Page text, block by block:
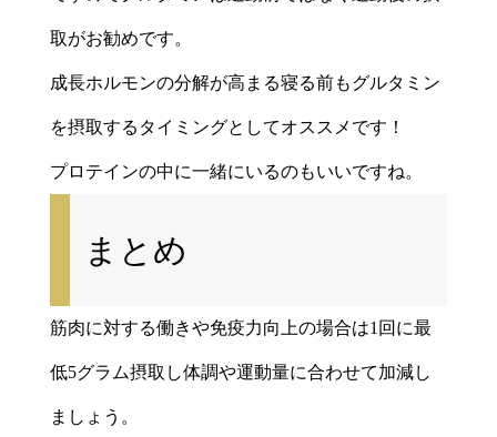
取がお勧めです。
成長ホルモンの分解が高まる寝る前もグルタミン
を摂取するタイミングとしてオススメです！
プロテインの中に一緒にいるのもいいですね。
まとめ
筋肉に対する働きや免疫力向上の場合は1回に最
低5グラム摂取し体調や運動量に合わせて加減し
ましょう。